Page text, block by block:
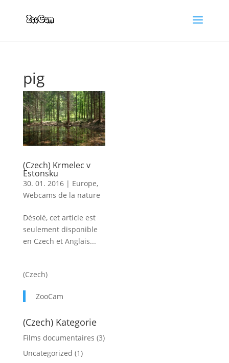
pig
(Czech) Krmelec v
Estonsku
30. 01. 2016| Europe,
Webcams de la nature
Désolé, cet article est
seulement disponible
en Czech et Anglais...
(Czech)
ZooCam
(Czech) Kategorie
Films documentaires (3)
Uncategorized (1)